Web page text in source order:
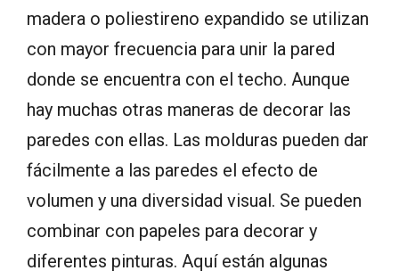
madera o poliestireno expandido se utilizan
con mayor frecuencia para unir la pared
donde se encuentra con el techo. Aunque
hay muchas otras maneras de decorar las
paredes con ellas. Las molduras pueden dar
fácilmente a las paredes el efecto de
volumen y una diversidad visual. Se pueden
combinar con papeles para decorar y
diferentes pinturas. Aquí están algunas